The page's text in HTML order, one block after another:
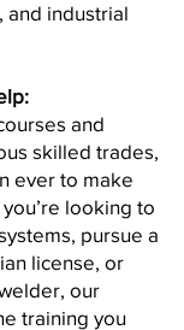
and industrial
and
skilled trades,
ever to make
looking to
pursue a
license, or
our
training you